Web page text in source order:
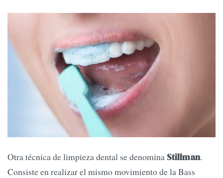
Otra técnica de limpieza dental se denomina Stillman.
Consiste en realizar el mismo movimiento de la Bass